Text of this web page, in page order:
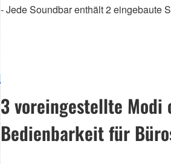
- Jede Soundbar enthält 2 eingebaute
3 voreingestellte
Bedienbarkeit für